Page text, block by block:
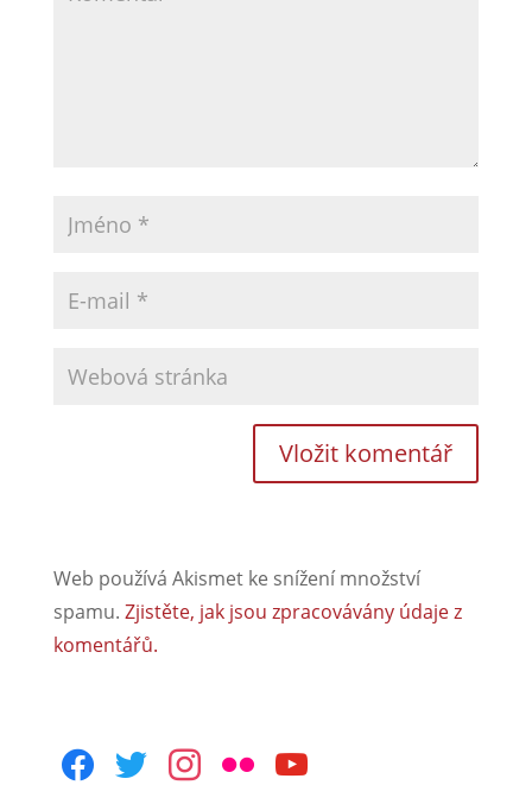
Web používá Akismet ke snížení množství
spamu. Zjistěte, jak jsou zpracovávány údaje z
komentářů.
facebooktwitterinstagram
flickr youtube